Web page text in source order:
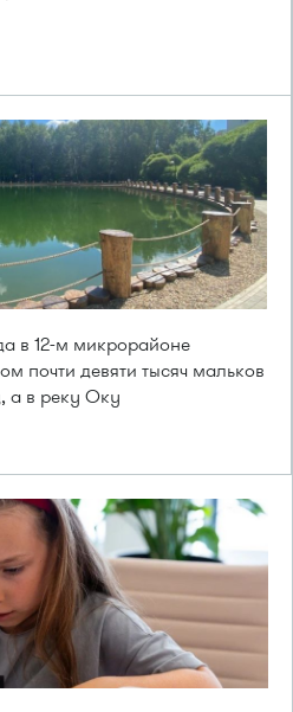
в 12-м микрорайоне
почти девяти тысяч мальков
а в реку Оку